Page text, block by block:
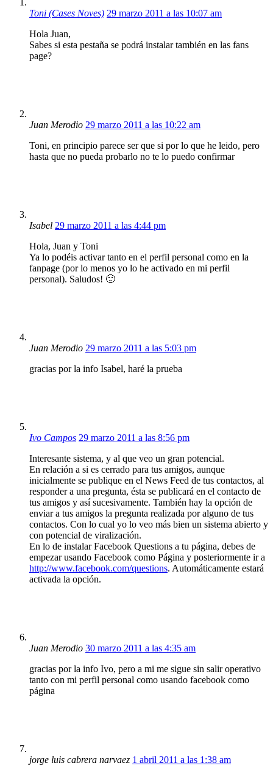
Toni (Cases Noves) 29 marzo 2011 a las 10:07 am
Hola Juan,
Sabes si esta pestaña se podrá instalar también en las fans
page?
Juan Merodio 29 marzo 2011 a las 10:22 am
Toni, en principio parece ser que si por lo que he leido, pero
hasta que no pueda probarlo no te lo puedo confirmar
Isabel 29 marzo 2011 a las 4:44 pm
Hola, Juan y Toni
Ya lo podéis activar tanto en el perfil personal como en la
fanpage (por lo menos yo lo he activado en mi perfil
personal). Saludos! 🙂
Juan Merodio 29 marzo 2011 a las 5:03 pm
gracias por la info Isabel, haré la prueba
Ivo Campos 29 marzo 2011 a las 8:56 pm
Interesante sistema, y al que veo un gran potencial.
En relación a si es cerrado para tus amigos, aunque
inicialmente se publique en el News Feed de tus contactos, al
responder a una pregunta, ésta se publicará en el contacto de
tus amigos y así sucesivamente. También hay la opción de
enviar a tus amigos la pregunta realizada por alguno de tus
contactos. Con lo cual yo lo veo más bien un sistema abierto y
con potencial de viralización.
En lo de instalar Facebook Questions a tu página, debes de
empezar usando Facebook como Página y posteriormente ir a
http://www.facebook.com/questions. Automáticamente estará
activada la opción.
Juan Merodio 30 marzo 2011 a las 4:35 am
gracias por la info Ivo, pero a mi me sigue sin salir operativo
tanto con mi perfil personal como usando facebook como
página
jorge luis cabrera narvaez 1 abril 2011 a las 1:38 am